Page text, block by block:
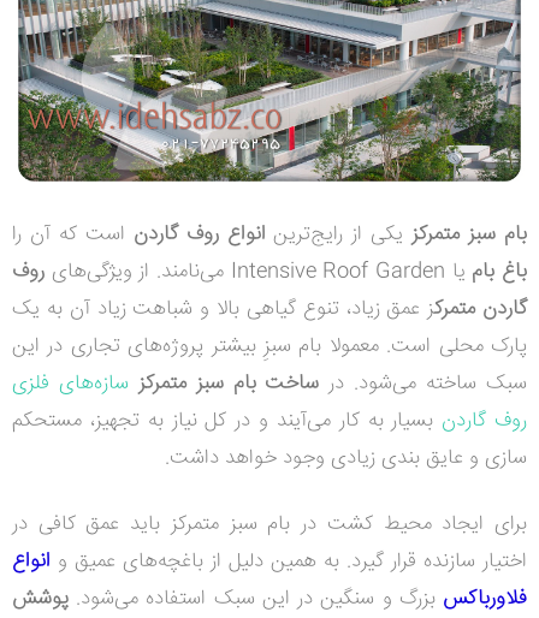
بام سبز متمرکزیکی از رایج‌ترین انواع روف گاردن است که آن را
باغ بام یا Intensive Roof Garden می‌نامند. از ویژگی‌های روف
گاردن متمرکز عمق زیاد، تنوع گیاهی بالا و شباهت زیاد آن به یک
پارک محلی است. معمولا بام سبزِ بیشتر پروژه‌های تجاری در این
سبک ساخته می‌شود. در ساخت بام سبز متمرکز سازه‌های فلزی
روف گاردن بسیار به کار می‌آیند و در کل نیاز به تجهیز، مستحکم
سازی و عایق بندی زیادی وجود خواهد داشت.
برای ایجاد محیط کشت در بام سبز متمرکز باید عمق کافی در
اختیار سازنده قرار گیرد. به همین دلیل از باغچه‌های عمیق و انواع
فلاورباکس‌ بزرگ و سنگین در این سبک استفاده می‌شود. پوشش